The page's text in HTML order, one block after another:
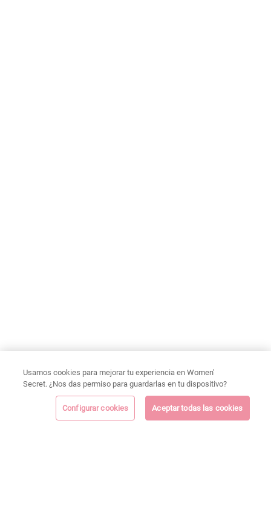
Usamos cookies para mejorar tu experiencia en Women'
Secret. ¿Nos das permiso para guardarlas en tu dispositivo?
Configurar cookies Aceptar todas las cookies